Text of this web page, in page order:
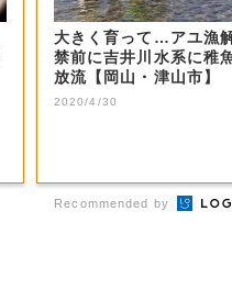
大きく育って…アユ漁
禁前に吉井川水系に稚
放流【岡山・津山市】
2020/4/30
Recommended by